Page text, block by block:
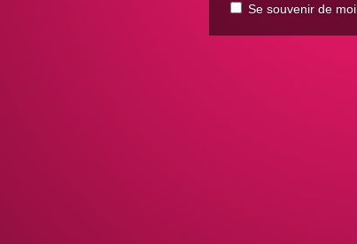
Se souvenir de moi